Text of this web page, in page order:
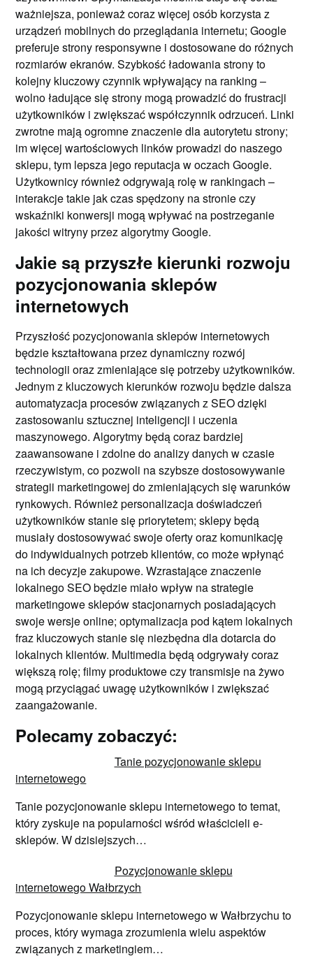
ważniejsza, ponieważ coraz więcej osób korzysta z
urządzeń mobilnych do przeglądania internetu; Google
preferuje strony responsywne i dostosowane do różnych
rozmiarów ekranów. Szybkość ładowania strony to
kolejny kluczowy czynnik wpływający na ranking –
wolno ładujące się strony mogą prowadzić do frustracji
użytkowników i zwiększać współczynnik odrzuceń. Linki
zwrotne mają ogromne znaczenie dla autorytetu strony;
im więcej wartościowych linków prowadzi do naszego
sklepu, tym lepsza jego reputacja w oczach Google.
Użytkownicy również odgrywają rolę w rankingach –
interakcje takie jak czas spędzony na stronie czy
wskaźniki konwersji mogą wpływać na postrzeganie
jakości witryny przez algorytmy Google.
Jakie są przyszłe kierunki rozwoju
pozycjonowania sklepów
internetowych
Przyszłość pozycjonowania sklepów internetowych
będzie kształtowana przez dynamiczny rozwój
technologii oraz zmieniające się potrzeby użytkowników.
Jednym z kluczowych kierunków rozwoju będzie dalsza
automatyzacja procesów związanych z SEO dzięki
zastosowaniu sztucznej inteligencji i uczenia
maszynowego. Algorytmy będą coraz bardziej
zaawansowane i zdolne do analizy danych w czasie
rzeczywistym, co pozwoli na szybsze dostosowywanie
strategii marketingowej do zmieniających się warunków
rynkowych. Również personalizacja doświadczeń
użytkowników stanie się priorytetem; sklepy będą
musiały dostosowywać swoje oferty oraz komunikację
do indywidualnych potrzeb klientów, co może wpłynąć
na ich decyzje zakupowe. Wzrastające znaczenie
lokalnego SEO będzie miało wpływ na strategie
marketingowe sklepów stacjonarnych posiadających
swoje wersje online; optymalizacja pod kątem lokalnych
fraz kluczowych stanie się niezbędna dla dotarcia do
lokalnych klientów. Multimedia będą odgrywały coraz
większą rolę; filmy produktowe czy transmisje na żywo
mogą przyciągać uwagę użytkowników i zwiększać
zaangażowanie.
Polecamy zobaczyć:
Tanie pozycjonowanie sklepu
internetowego
Tanie pozycjonowanie sklepu internetowego to temat,
który zyskuje na popularności wśród właścicieli e-
sklepów. W dzisiejszych…
Pozycjonowanie sklepu
internetowego Wałbrzych
Pozycjonowanie sklepu internetowego w Wałbrzychu to
proces, który wymaga zrozumienia wielu aspektów
związanych z marketingiem…